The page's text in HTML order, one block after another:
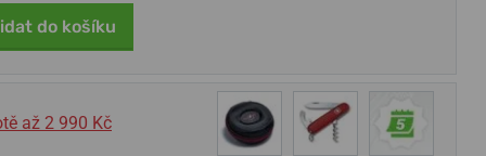
do košíku
až 2 990 Kč